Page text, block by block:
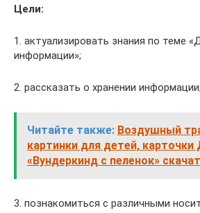
Цели:
1. актуализировать знания по теме
информации»;
2. рассказать о хранении информации;
Читайте также: Воздушный
картинки для детей,
«Вундеркинд с пеленок»
3. познакомиться с различными